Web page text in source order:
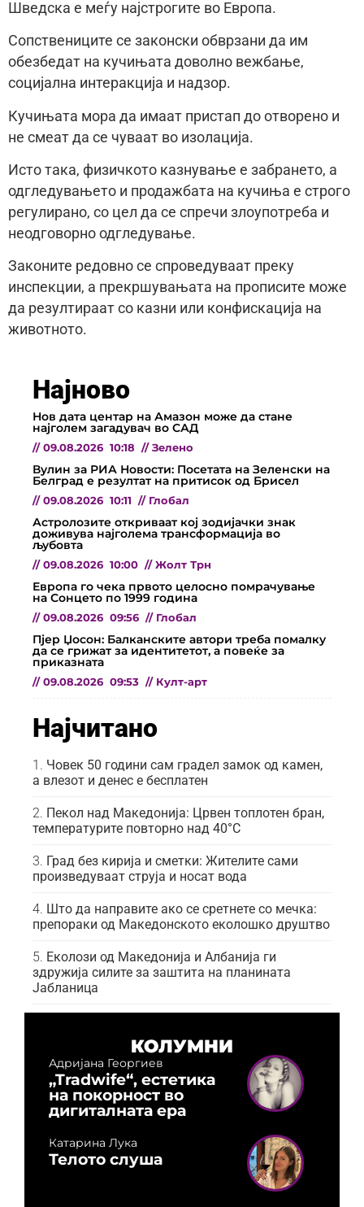
Шведска е меѓу најстрогите во Европа.
Сопствениците се законски обврзани да им
обезбедат на кучињата доволно вежбање,
социјална интеракција и надзор.
Кучињата мора да имаат пристап до отворено и
не смеат да се чуваат во изолација.
Исто така, физичкото казнување е забрането, а
одгледувањето и продажбата на кучиња е строго
регулирано, со цел да се спречи злоупотреба и
неодговорно одгледување.
Законите редовно се спроведуваат преку
инспекции, а прекршувањата на прописите може
да резултираат со казни или конфискација на
животното.
Најново
Нов дата центар на Амазон може да стане
најголем загадувач во САД
// 09.08.2026 10:18 // Зелено
Вулин за РИА Новости: Посетата на Зеленски на
Белград е резултат на притисок од Брисел
// 09.08.2026 10:11 // Глобал
Астролозите откриваат кој зодијачки знак
доживува најголема трансформација во
љубовта
// 09.08.2026 10:00 // Жолт Трн
Европа го чека првото целосно помрачување
на Сонцето по 1999 година
// 09.08.2026 09:56 // Глобал
Пјер Џосон: Балканските автори треба помалку
да се грижат за идентитетот, а повеќе за
приказната
// 09.08.2026 09:53 // Култ-арт
Најчитано
Човек 50 години сам градел замок од камен,
а влезот и денес е бесплатен
Пекол над Македонија: Црвен топлотен бран,
температурите повторно над 40°C
Град без кирија и сметки: Жителите сами
произведуваат струја и носат вода
Што да направите ако се сретнете со мечка:
препораки од Македонското еколошко друштво
Еколози од Македонија и Албанија ги
здружија силите за заштита на планината
Јабланица
КОЛУМНИ
Адријана Георгиев
„Tradwife“, естетика
на покорност во
дигиталната ера
Катарина Лука
Телото слуша